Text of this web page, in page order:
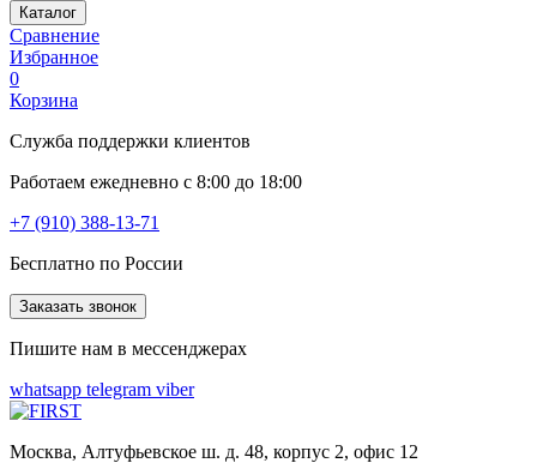
Каталог
Сравнение
Избранное
0
Корзина
Служба поддержки клиентов
Работаем ежедневно с 8:00 до 18:00
+7 (910) 388-13-71
Бесплатно по России
Заказать звонок
Пишите нам в мессенджерах
whatsapp telegram viber
Москва, Алтуфьевское ш. д. 48, корпус 2, офис 12